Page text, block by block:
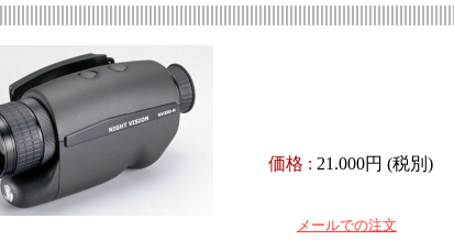
価格 : 21.000円 (税別)
メールでの注文